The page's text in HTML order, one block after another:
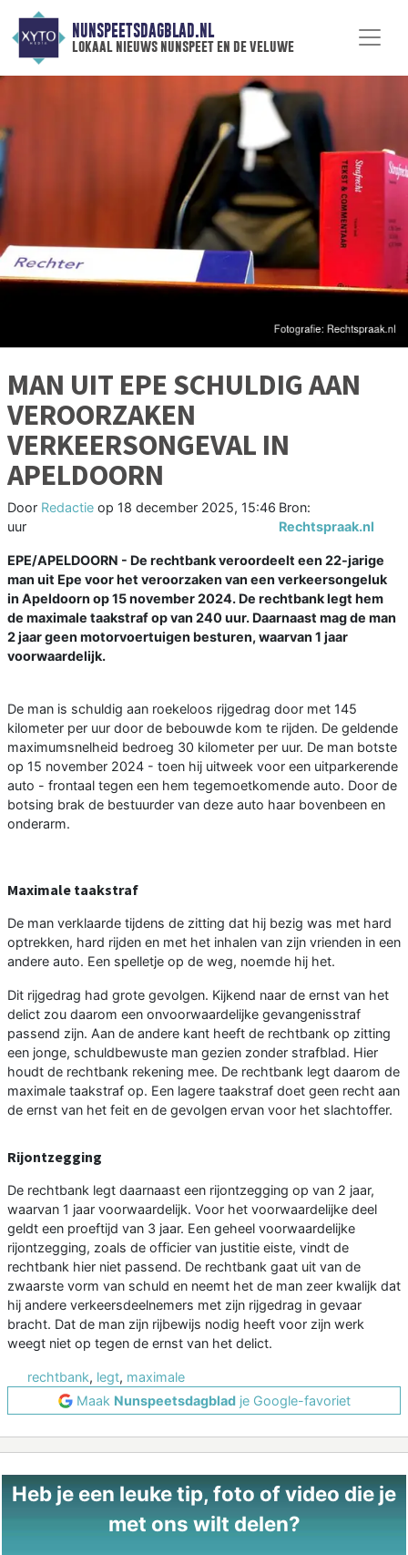
NUNSPEETSDAGBLAD.NL
lokaal nieuws nunspeet en de veluwe
MAN UIT EPE SCHULDIG AAN
VEROORZAKEN
VERKEERSONGEVAL IN
APELDOORN
Door Redactie op 18 december 2025, 15:46
uur
Bron:
Rechtspraak.nl
EPE/APELDOORN - De rechtbank veroordeelt een 22-jarige
man uit Epe voor het veroorzaken van een verkeersongeluk
in Apeldoorn op 15 november 2024. De rechtbank legt hem
de maximale taakstraf op van 240 uur. Daarnaast mag de man
2 jaar geen motorvoertuigen besturen, waarvan 1 jaar
voorwaardelijk.
De man is schuldig aan roekeloos rijgedrag door met 145
kilometer per uur door de bebouwde kom te rijden. De geldende
maximumsnelheid bedroeg 30 kilometer per uur. De man botste
op 15 november 2024 - toen hij uitweek voor een uitparkerende
auto - frontaal tegen een hem tegemoetkomende auto. Door de
botsing brak de bestuurder van deze auto haar bovenbeen en
onderarm.
Maximale taakstraf
De man verklaarde tijdens de zitting dat hij bezig was met hard
optrekken, hard rijden en met het inhalen van zijn vrienden in een
andere auto. Een spelletje op de weg, noemde hij het.
Dit rijgedrag had grote gevolgen. Kijkend naar de ernst van het
delict zou daarom een onvoorwaardelijke gevangenisstraf
passend zijn. Aan de andere kant heeft de rechtbank op zitting
een jonge, schuldbewuste man gezien zonder strafblad. Hier
houdt de rechtbank rekening mee. De rechtbank legt daarom de
maximale taakstraf op. Een lagere taakstraf doet geen recht aan
de ernst van het feit en de gevolgen ervan voor het slachtoffer.
Rijontzegging
De rechtbank legt daarnaast een rijontzegging op van 2 jaar,
waarvan 1 jaar voorwaardelijk. Voor het voorwaardelijke deel
geldt een proeftijd van 3 jaar. Een geheel voorwaardelijke
rijontzegging, zoals de officier van justitie eiste, vindt de
rechtbank hier niet passend. De rechtbank gaat uit van de
zwaarste vorm van schuld en neemt het de man zeer kwalijk dat
hij andere verkeersdeelnemers met zijn rijgedrag in gevaar
bracht. Dat de man zijn rijbewijs nodig heeft voor zijn werk
weegt niet op tegen de ernst van het delict.
rechtbank, legt, maximale
Maak Nunspeetsdagbladje Google-favoriet
Heb je een leuke tip, foto of video die je
met ons wilt delen?